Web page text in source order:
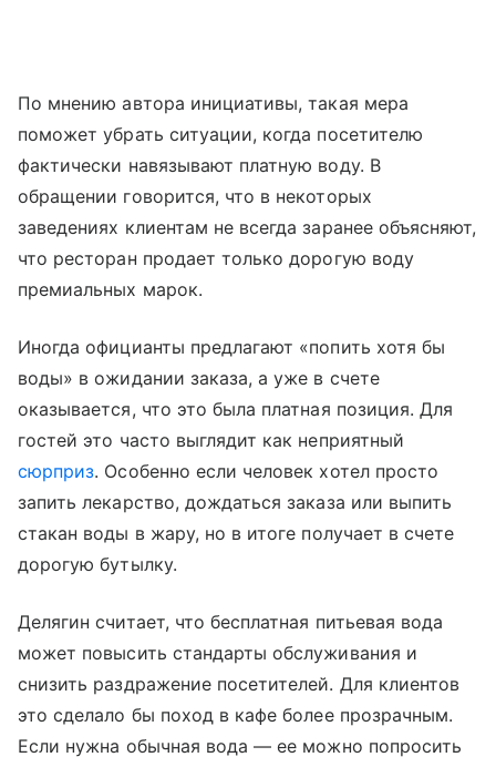
По мнению автора инициативы, такая мера
поможет убрать ситуации, когда посетителю
фактически навязывают платную воду. В
обращении говорится, что в некоторых
заведениях клиентам не всегда заранее объясняют,
что ресторан продает только дорогую воду
премиальных марок.
Иногда официанты предлагают «попить хотя бы
воды» в ожидании заказа, а уже в счете
оказывается, что это была платная позиция. Для
гостей это часто выглядит как неприятный
сюрприз. Особенно если человек хотел просто
запить лекарство, дождаться заказа или выпить
стакан воды в жару, но в итоге получает в счете
дорогую бутылку.
Делягин считает, что бесплатная питьевая вода
может повысить стандарты обслуживания и
снизить раздражение посетителей. Для клиентов
это сделало бы поход в кафе более прозрачным.
Если нужна обычная вода — ее можно попросить